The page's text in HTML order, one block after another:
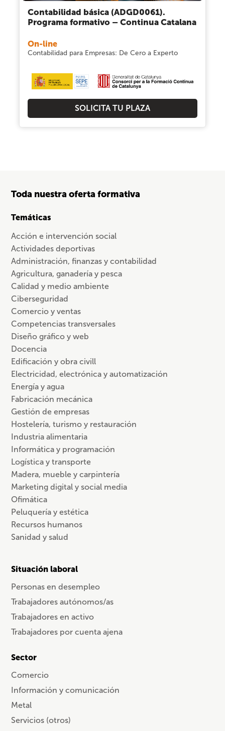
Contabilidad básica (ADGD0061).
Programa formativo – Continua Catalana
On-line
Contabilidad para Empresas: De Cero a Experto
SOLICITA TU PLAZA
Toda nuestra oferta formativa
Temáticas
Acción e intervención social
Actividades deportivas
Administración, finanzas y contabilidad
Agricultura, ganadería y pesca
Calidad y medio ambiente
Ciberseguridad
Comercio y ventas
Competencias transversales
Diseño gráfico y web
Docencia
Edificación y obra civill
Electricidad, electrónica y automatización
Energía y agua
Fabricación mecánica
Gestión de empresas
Hostelería, turismo y restauración
Industria alimentaria
Informática y programación
Logística y transporte
Madera, mueble y carpintería
Marketing digital y social media
Ofimática
Peluquería y estética
Recursos humanos
Sanidad y salud
Situación laboral
Personas en desempleo
Trabajadores autónomos/as
Trabajadores en activo
Trabajadores por cuenta ajena
Sector
Comercio
Información y comunicación
Metal
Servicios (otros)